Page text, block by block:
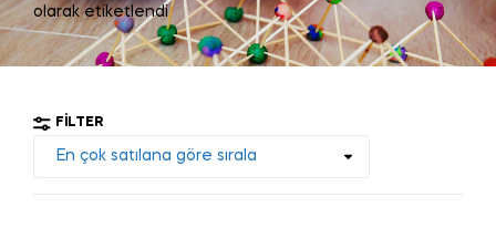
olarak etiketlendi
FILTER